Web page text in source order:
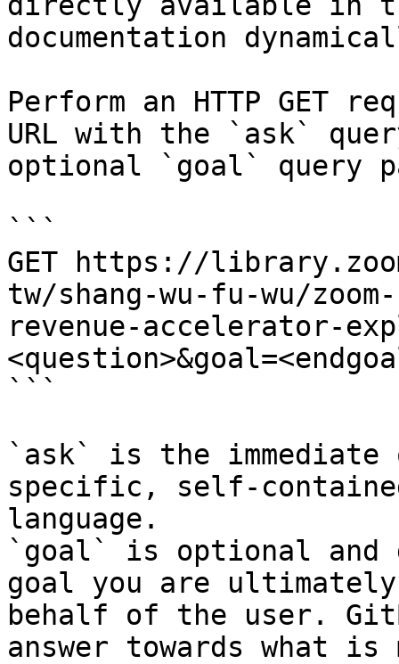
documentation
Perform an HTTP GET
URL with the `ask`
optional `goal` query
```
GET https://
tw/shang-wu-fu-wu/
revenue-accelerator-
```
`ask` is the
specific, self-
language.
`goal` is optional and
goal you are
behalf of the user.
answer towards what